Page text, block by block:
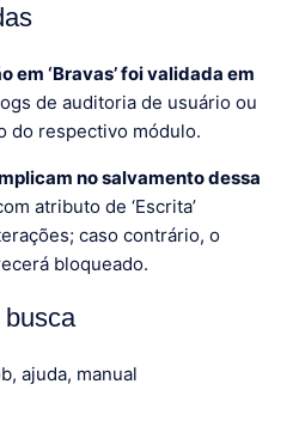
em ‘Bravas’ foi validada em
de auditoria de usuário ou
do respectivo módulo.
no salvamento dessa
atributo de ‘Escrita’
caso contrário, o
bloqueado.
busca
ajuda, manual